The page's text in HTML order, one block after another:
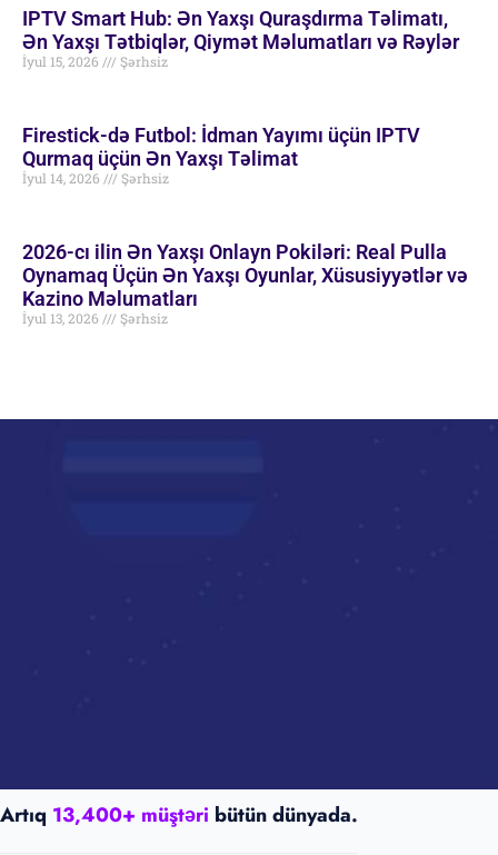
IPTV Smart Hub: Ən Yaxşı Quraşdırma Təlimatı,
Ən Yaxşı Tətbiqlər, Qiymət Məlumatları və Rəylər
İyul 15, 2026 Şərhsiz
Firestick-də Futbol: İdman Yayımı üçün IPTV
Qurmaq üçün Ən Yaxşı Təlimat
İyul 14, 2026 Şərhsiz
2026-cı ilin Ən Yaxşı Onlayn Pokiləri: Real Pulla
Oynamaq Üçün Ən Yaxşı Oyunlar, Xüsusiyyətlər və
Kazino Məlumatları
İyul 13, 2026 Şərhsiz
Artıq 13,400+ müştəri bütün dünyada.